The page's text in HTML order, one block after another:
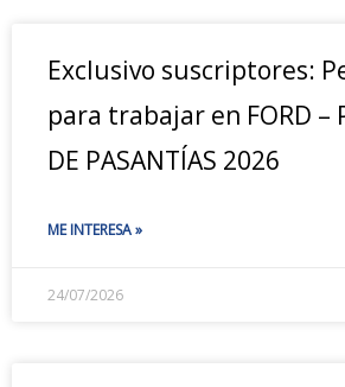
Exclusivo suscriptores:
para trabajar en FORD –
DE PASANTÍAS 2026
ME INTERESA »
24/07/2026